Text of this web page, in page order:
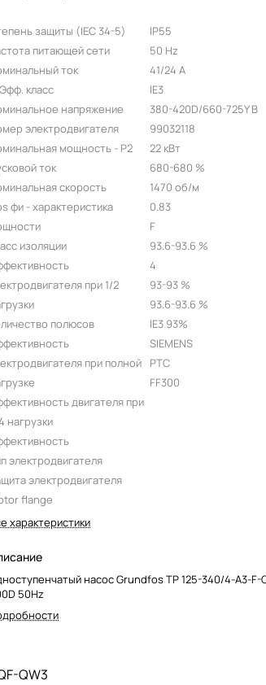
защиты (IEC 34-5)
питающей сети
ток
класс
напряжение
электродвигателя
мощность - P2
ток
скорость
фи - характеристика
изоляции
при 1/2
полюсов
при полной
двигателя при
нагрузки
электродвигателя
электродвигателя
flange
IP55
50 Hz
41/24 A
IE3
380-420D/660-725Y В
99032118
22 кВт
680-680 %
1470 об/м
0.83
F
93.6-93.6 %
4
93-93 %
93.6-93.6 %
IE3 93%
SIEMENS
PTC
FF300
характеристики
насос Grundfos TP 125-340/4-A3-F-
50Hz
QW3